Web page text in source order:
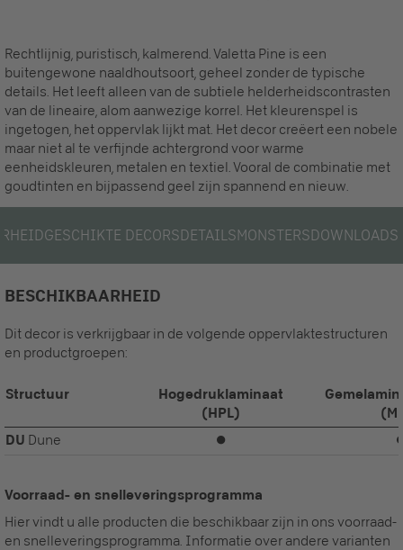
Rechtlijnig, puristisch, kalmerend. Valetta Pine is een
buitengewone naaldhoutsoort, geheel zonder de typische
details. Het leeft alleen van de subtiele helderheidscontrasten
van de lineaire, alom aanwezige korrel. Het kleurenspel is
ingetogen, het oppervlak lijkt mat. Het decor creëert een nobele
maar niet al te verfijnde achtergrond voor warme
eenheidskleuren, metalen en textiel. Vooral de combinatie met
goudtinten en bijpassend geel zijn spannend en nieuw.
GESCHIKTE DECORSDETAILSMONSTERSDOWNLOADS
BESCHIKBAARHEID
Dit decor is verkrijgbaar in de volgende oppervlaktestructuren
en productgroepen:
Structuur
Hogedruklaminaat
(HPL)
DU Dune ⏺
Voorraad- en snelleveringsprogramma
Hier vindt u alle producten die beschikbaar zijn in ons voorraad-
en snelleveringsprogramma. Informatie over andere varianten